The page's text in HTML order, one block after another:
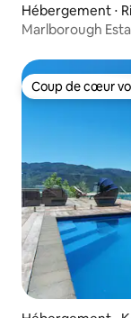
Hébergement ⋅
Marlborough
Coup de cœur
Coup de cœur